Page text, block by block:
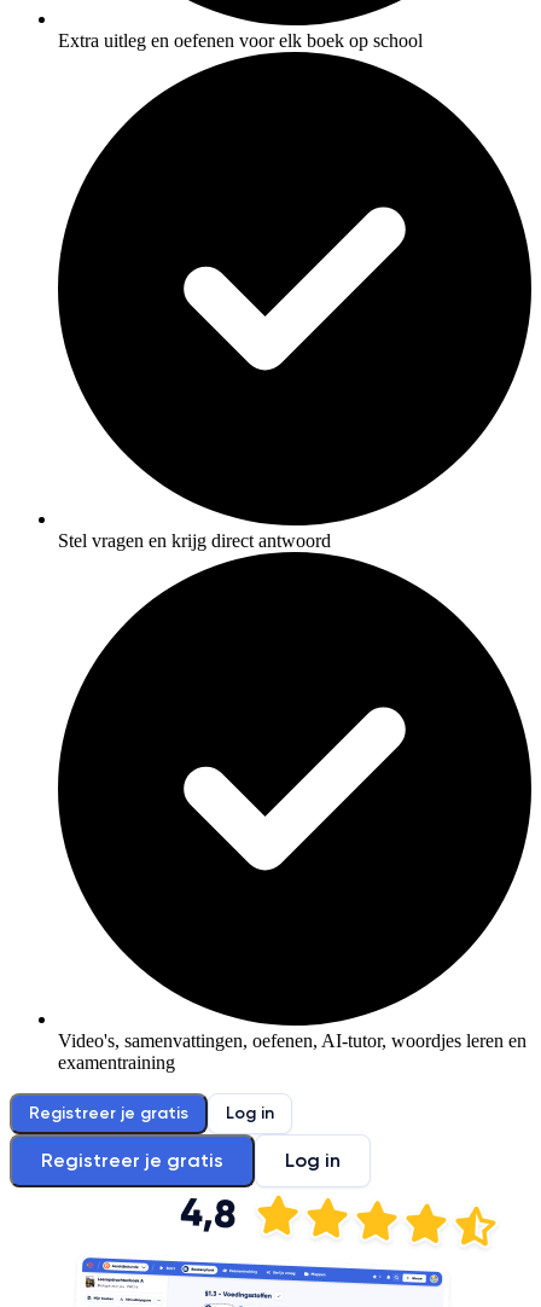
Extra uitleg en oefenen voor elk boek op school
Stel vragen en krijg direct antwoord
Video's, samenvattingen, oefenen, AI-tutor, woordjes leren en
examentraining
Registreer je gratis Log in
Registreer je gratis Log in